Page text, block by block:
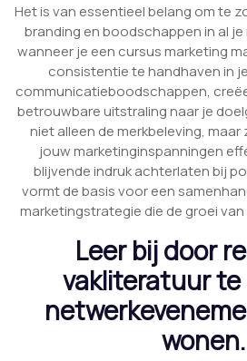
Het is van essentieel belang om te
branding en boodschappen in al
wanneer je een cursus marketing
consistentie te handhaven in
communicatieboodschappen,
betrouwbare uitstraling naar je
niet alleen de merkbeleving,
jouw marketinginspanningen
blijvende indruk achterlaten bij
vormt de basis voor een
marketingstrategie die de groei
Leer bij door
vakliteratuur te
wonen.